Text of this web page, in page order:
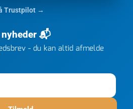
gammel aftale. Jeg
og min store ordre kom dagen
ikke få armene ned, og næste
vil jeg ringe til dem
og venligste hilsner fra Rene
Trustpilot →
📬
- du kan altid afmelde